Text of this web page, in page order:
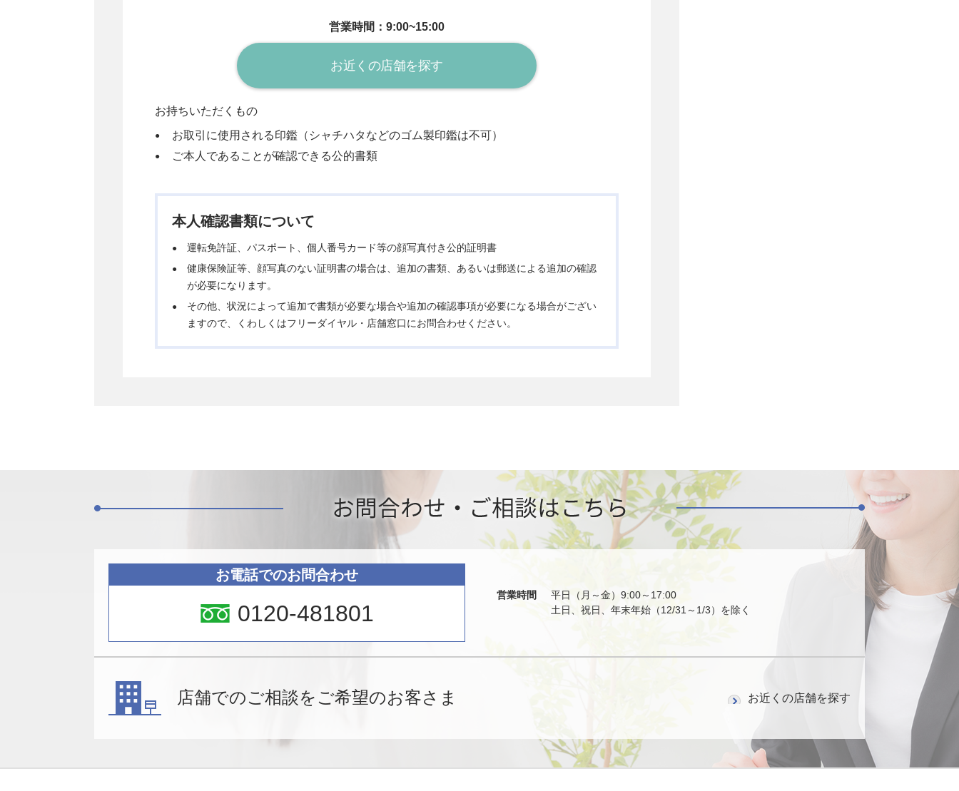
営業時間：9:00~15:00
お近くの店舗を探す
お持ちいただくもの
お取引に使用される印鑑（シャチハタなどのゴム製印鑑は不可）
ご本人であることが確認できる公的書類
本人確認書類について
運転免許証、パスポート、個人番号カード等の顔写真付き公的証明書
健康保険証等、顔写真のない証明書の場合は、追加の書類、あるいは郵送による追加の確認
が必要になります。
その他、状況によって追加で書類が必要な場合や追加の確認事項が必要になる場合がござい
ますので、くわしくはフリーダイヤル・店舗窓口にお問合わせください。
お電話でのお問合わせ
0120-481801
営業時間
平日（月～金）9:00～17:00
土日、祝日、年末年始（12/31～1/3）を除く
店舗でのご相談をご希望のお客さま お近くの店舗を探す